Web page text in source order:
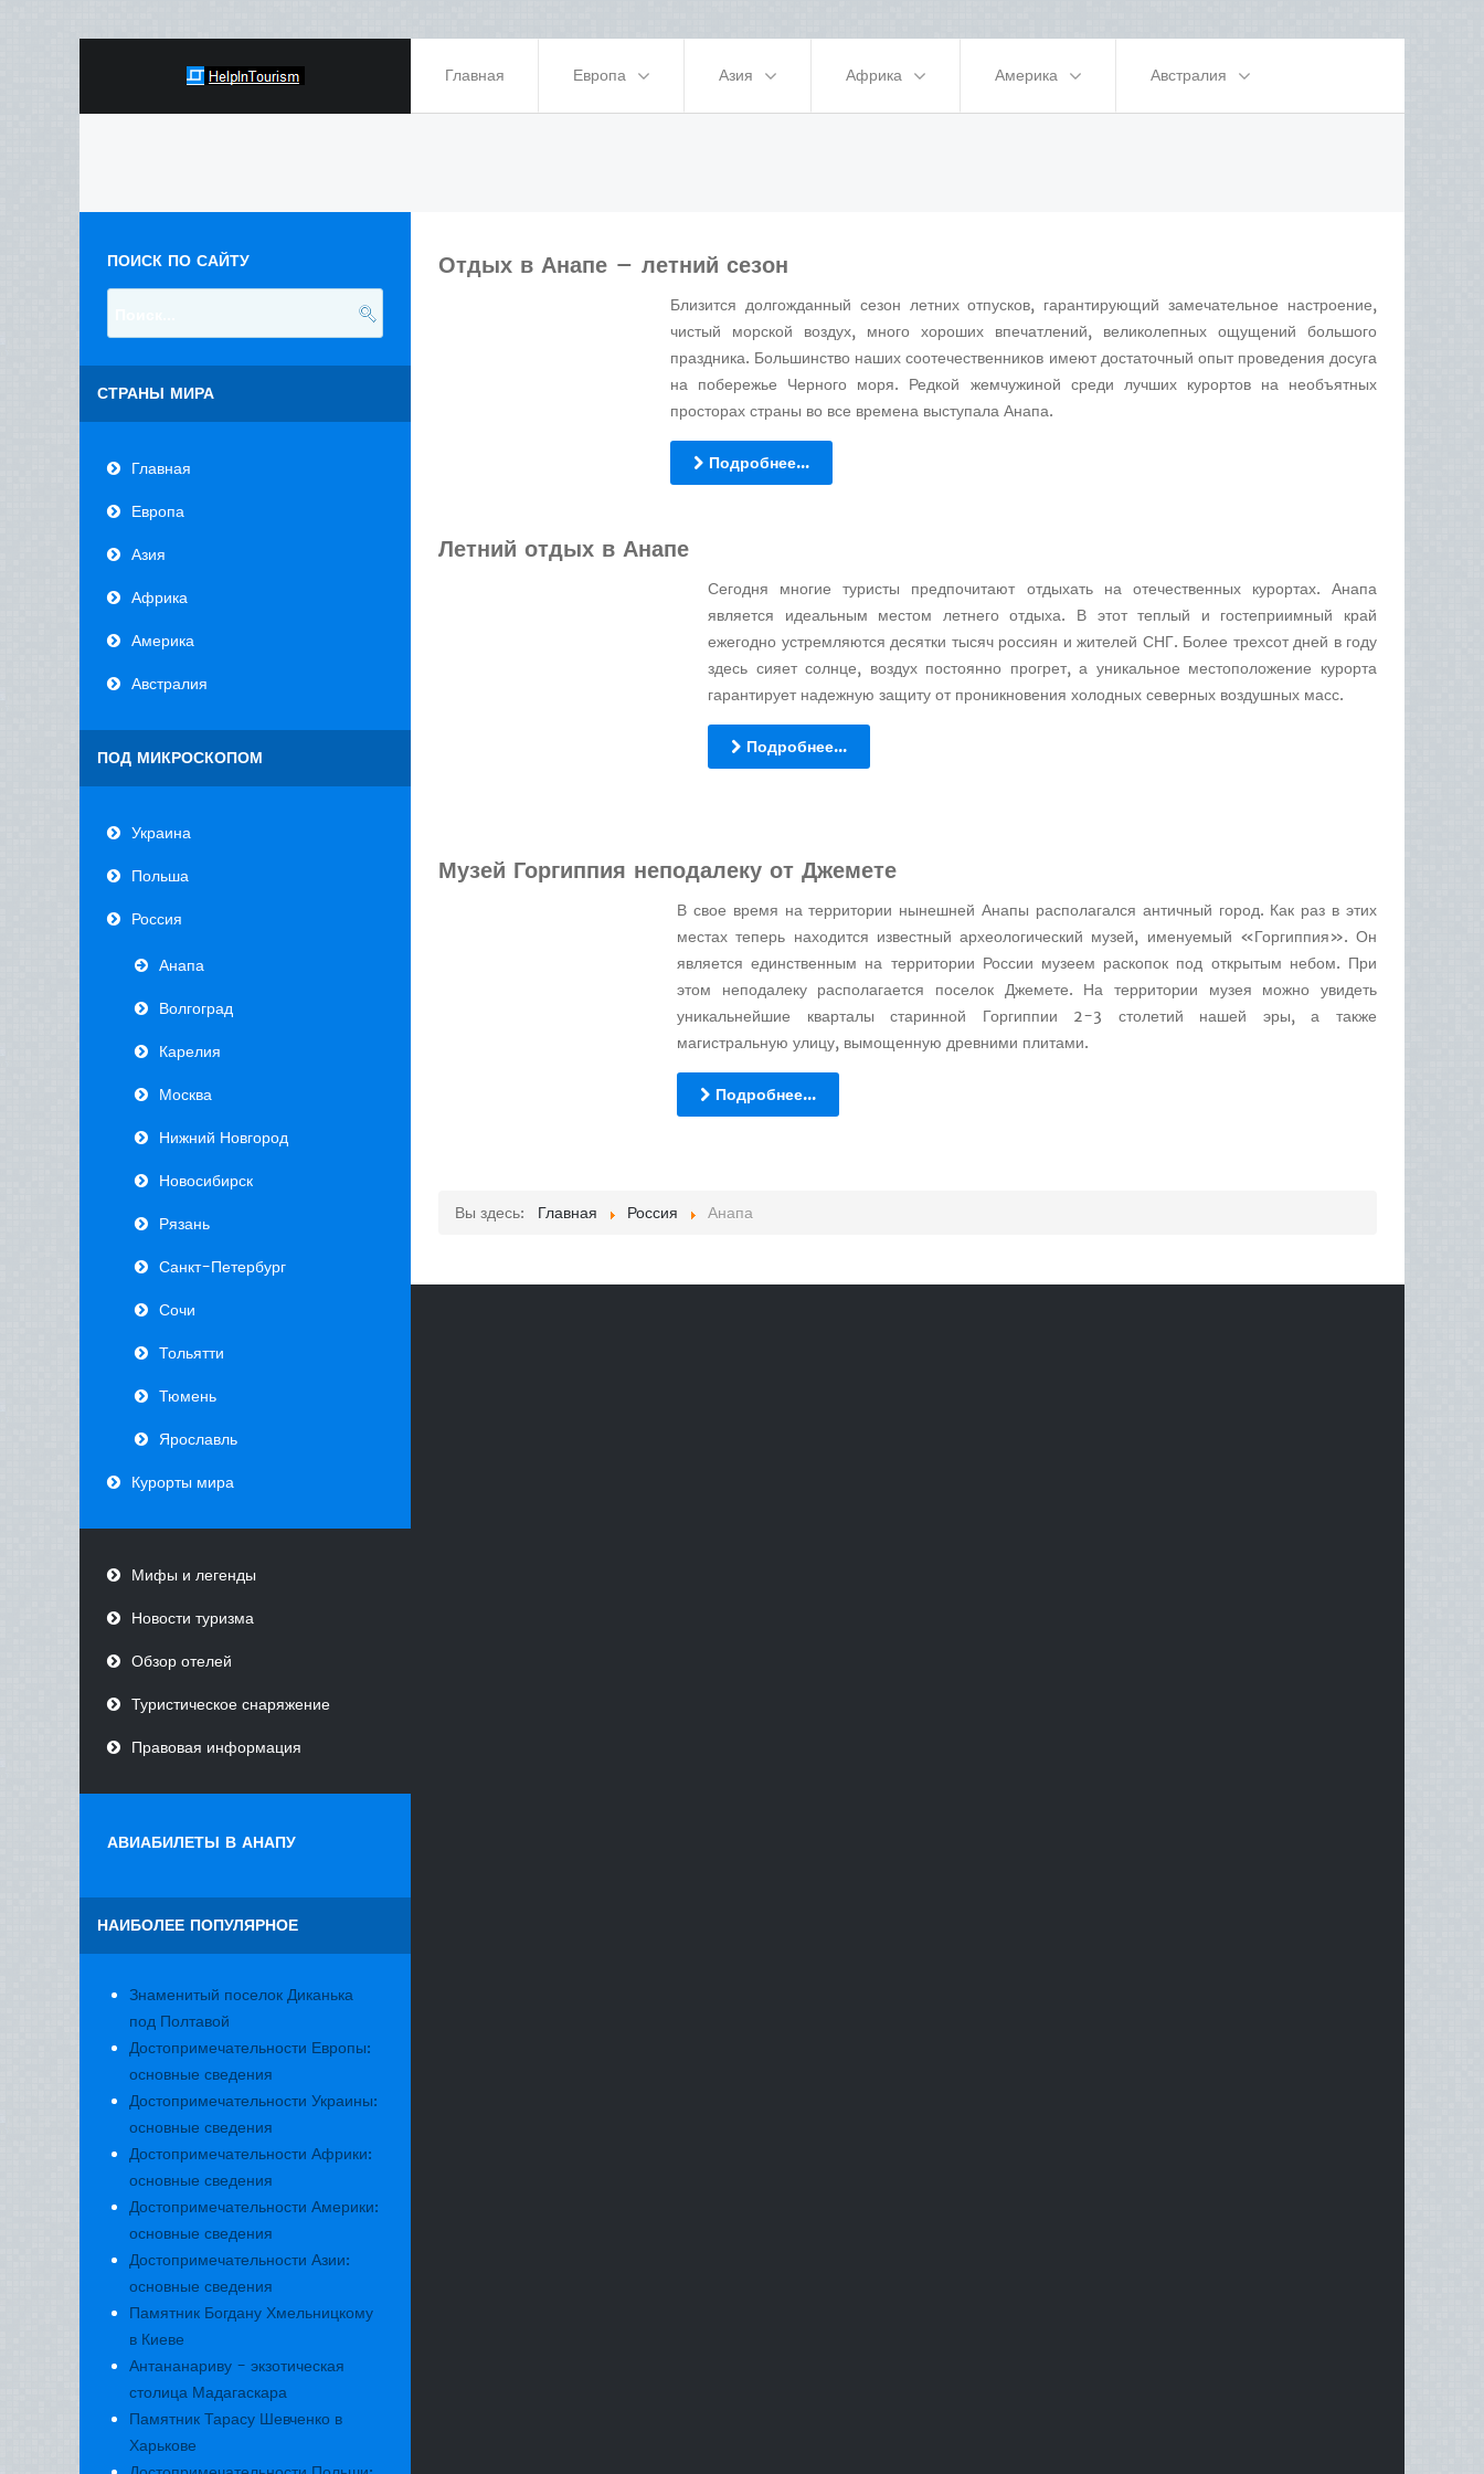
Главная Европа Азия Африка Америка Австралия
Отдых в Анапе – летний сезон
Близится долгожданный сезон летних отпусков, гарантирующий замечательное настроение,
чистый морской воздух, много хороших впечатлений, великолепных ощущений большого
праздника. Большинство наших соотечественников имеют достаточный опыт проведения досуга
на побережье Черного моря. Редкой жемчужиной среди лучших курортов на необъятных
просторах страны во все времена выступала Анапа.
Подробнее...
Летний отдых в Анапе
Сегодня многие туристы предпочитают отдыхать на отечественных курортах. Анапа
является идеальным местом летнего отдыха. В этот теплый и гостеприимный край
ежегодно устремляются десятки тысяч россиян и жителей СНГ. Более трехсот дней в году
здесь сияет солнце, воздух постоянно прогрет, а уникальное местоположение курорта
гарантирует надежную защиту от проникновения холодных северных воздушных масс.
Подробнее...
Музей Горгиппия неподалеку от Джемете
В свое время на территории нынешней Анапы располагался античный город. Как раз в этих
местах теперь находится известный археологический музей, именуемый «Горгиппия». Он
является единственным на территории России музеем раскопок под открытым небом. При
этом неподалеку располагается поселок Джемете. На территории музея можно увидеть
уникальнейшие кварталы старинной Горгиппии 2-3 столетий нашей эры, а также
магистральную улицу, вымощенную древними плитами.
Подробнее...
Вы здесь: Главная Россия Анапа
ПОИСК ПО САЙТУ
СТРАНЫ МИРА
Главная
Европа
Азия
Африка
Америка
Австралия
ПОД МИКРОСКОПОМ
Украина
Польша
Россия
Анапа
Волгоград
Карелия
Москва
Нижний Новгород
Новосибирск
Рязань
Санкт-Петербург
Сочи
Тольятти
Тюмень
Ярославль
Курорты мира
Мифы и легенды
Новости туризма
Обзор отелей
Туристическое снаряжение
Правовая информация
АВИАБИЛЕТЫ В АНАПУ
НАИБОЛЕЕ ПОПУЛЯРНОЕ
Знаменитый поселок Диканька
под Полтавой
Достопримечательности Европы:
основные сведения
Достопримечательности Украины:
основные сведения
Достопримечательности Африки:
основные сведения
Достопримечательности Америки:
основные сведения
Достопримечательности Азии:
основные сведения
Памятник Богдану Хмельницкому
в Киеве
Антананариву - экзотическая
столица Мадагаскара
Памятник Тарасу Шевченко в
Харькове